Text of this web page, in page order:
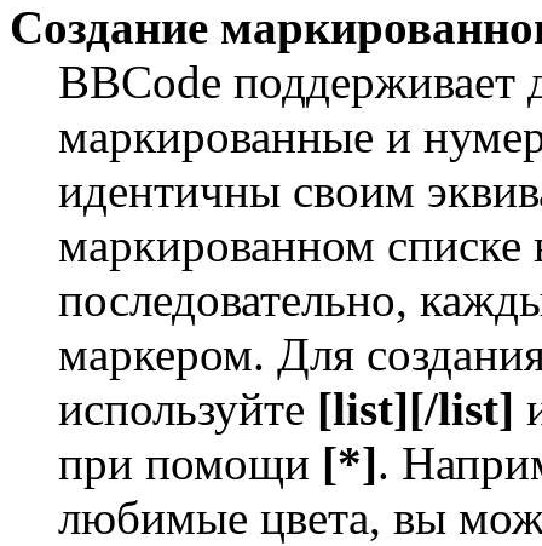
Создание
BBCode поддерживает
маркированные и
идентичны своим
маркированном списке
последовательно,
маркером. Для
используйте [list][/list]
при помощи [*].
любимые цвета, вы